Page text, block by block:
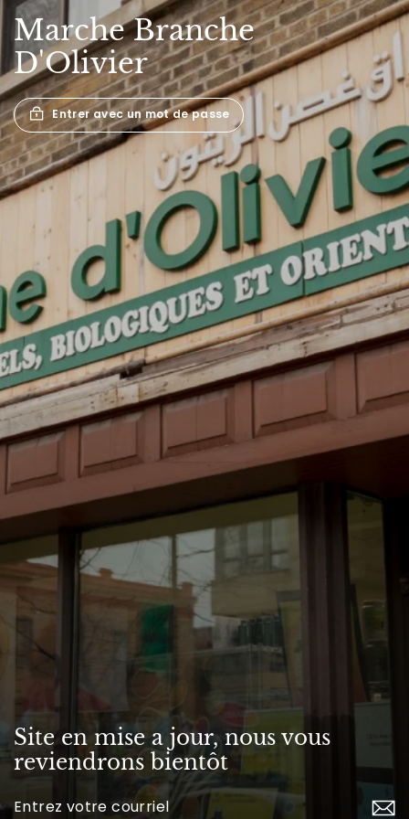
MarcheBranche
D'Olivier
Entrer avec un mot de passe
Site en mise a jour, nous vous
reviendrons bientôt
Inscrivez-